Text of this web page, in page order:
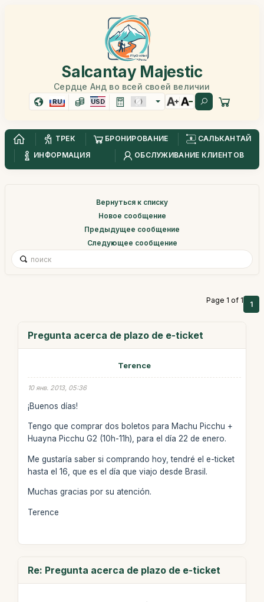
Salcantay Majestic
Сердце Анд во всей своей величии
RU USD
ТРЕК БРОНИРОВАНИЕ
САЛЬКАНТАЙ
ИНФОРМАЦИЯ
ОБСЛУЖИВАНИЕ КЛИЕНТОВ
Вернуться к списку
Новое сообщение
Предыдущее сообщение
Следующее сообщение
Page 1 of 1 1
Pregunta acerca de plazo de e-ticket
Terence
10 янв. 2013, 05:36
¡Buenos días!
Tengo que comprar dos boletos para Machu Picchu +
Huayna Picchu G2 (10h-11h), para el día 22 de enero.
Me gustaría saber si comprando hoy, tendré el e-ticket
hasta el 16, que es el día que viajo desde Brasil.
Muchas gracias por su atención.
Terence
Re: Pregunta acerca de plazo de e-ticket